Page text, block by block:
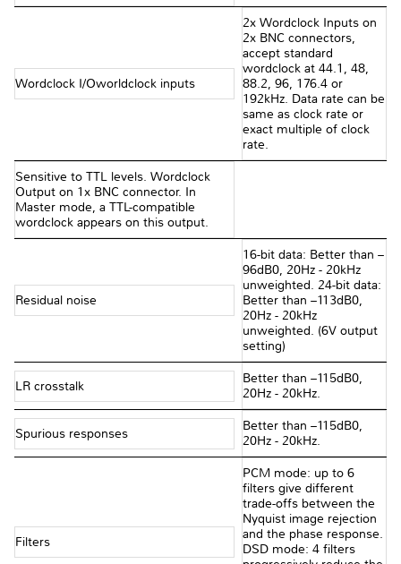
Wordclock I/Oworldclock inputs
2x Wordclock Inputs on
2x BNC connectors,
accept standard
wordclock at 44.1, 48,
88.2, 96, 176.4 or
192kHz. Data rate can be
same as clock rate or
exact multiple of clock
rate.
Sensitive to TTL levels. Wordclock
Output on 1x BNC connector. In
Master mode, a TTL-compatible
wordclock appears on this output.
Residual noise
16-bit data: Better than –
96dB0, 20Hz - 20kHz
unweighted. 24-bit data:
Better than –113dB0,
20Hz - 20kHz
unweighted. (6V output
setting)
LR crosstalk
Better than –115dB0,
20Hz - 20kHz.
Spurious responses
Better than –115dB0,
20Hz - 20kHz.
Filters
PCM mode: up to 6
filters give different
trade-offs between the
Nyquist image rejection
and the phase response.
DSD mode: 4 filters